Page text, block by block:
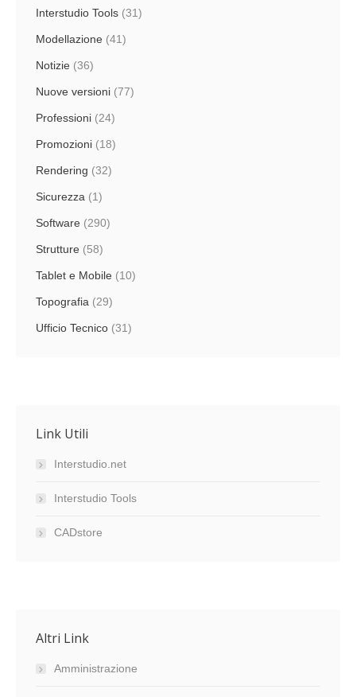
Interstudio Tools (31)
Modellazione (41)
Notizie (36)
Nuove versioni (77)
Professioni (24)
Promozioni (18)
Rendering (32)
Sicurezza (1)
Software (290)
Strutture (58)
Tablet e Mobile (10)
Topografia (29)
Ufficio Tecnico (31)
Link Utili
Interstudio.net
Interstudio Tools
CADstore
Altri Link
Amministrazione